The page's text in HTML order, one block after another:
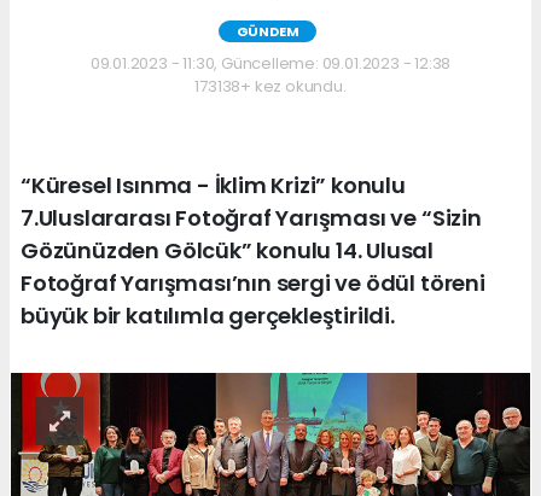
GÜNDEM
09.01.2023 - 11:30, Güncelleme: 09.01.2023 - 12:38
173138+ kez okundu.
“Küresel Isınma - İklim Krizi” konulu
7.Uluslararası Fotoğraf Yarışması ve “Sizin
Gözünüzden Gölcük” konulu 14. Ulusal
Fotoğraf Yarışması’nın sergi ve ödül töreni
büyük bir katılımla gerçekleştirildi.